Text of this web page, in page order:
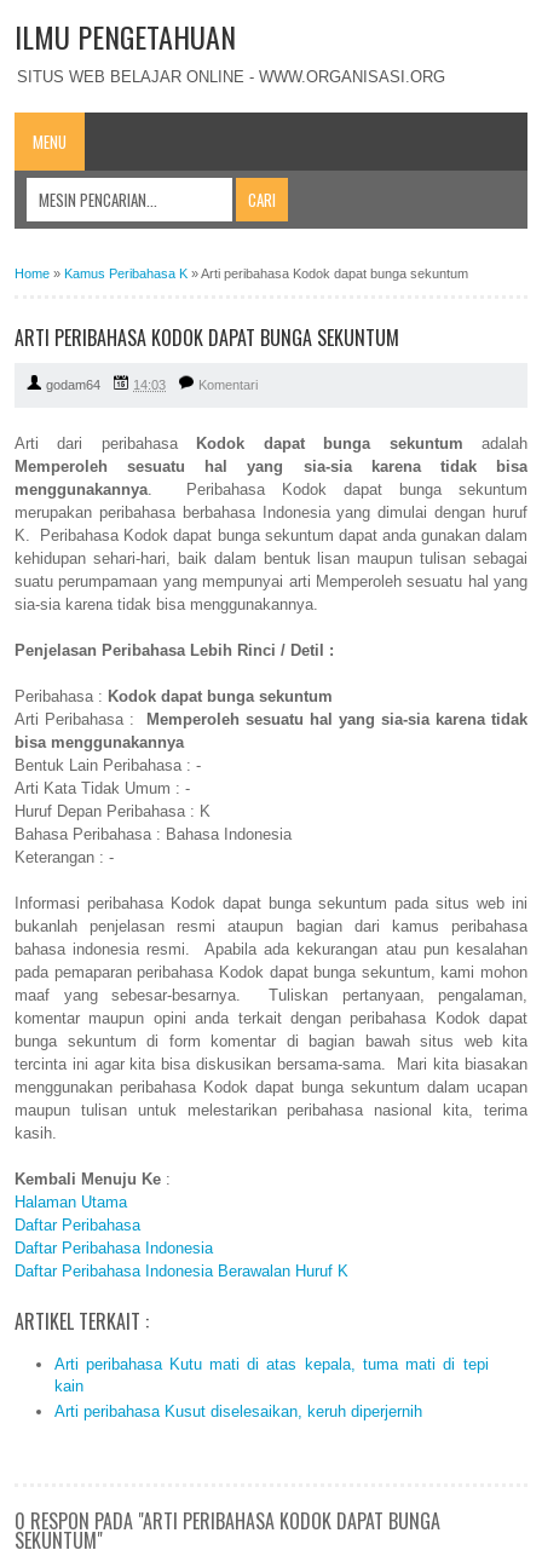
ILMU PENGETAHUAN
SITUS WEB BELAJAR ONLINE - WWW.ORGANISASI.ORG
MENU
Home » Kamus Peribahasa K »Arti peribahasa Kodok dapat bunga sekuntum
ARTI PERIBAHASA KODOK DAPAT BUNGA SEKUNTUM
godam64 14:03 Komentari
Arti dari peribahasa Kodok dapat bunga sekuntum adalah
Memperoleh sesuatu hal yang sia-sia karena tidak bisa
menggunakannya. Peribahasa Kodok dapat bunga sekuntum
merupakan peribahasa berbahasa Indonesia yang dimulai dengan huruf
K. Peribahasa Kodok dapat bunga sekuntum dapat anda gunakan dalam
kehidupan sehari-hari, baik dalam bentuk lisan maupun tulisan sebagai
suatu perumpamaan yang mempunyai arti Memperoleh sesuatu hal yang
sia-sia karena tidak bisa menggunakannya.
Penjelasan Peribahasa Lebih Rinci / Detil :
Peribahasa : Kodok dapat bunga sekuntum
Arti Peribahasa :
Memperoleh sesuatu hal yang sia-sia karena tidak
bisa menggunakannya
Bentuk Lain Peribahasa : -
Arti Kata Tidak Umum : -
Huruf Depan Peribahasa : K
Bahasa Peribahasa : Bahasa Indonesia
Keterangan : -
Informasi peribahasa Kodok dapat bunga sekuntum pada situs web ini
bukanlah penjelasan resmi ataupun bagian dari kamus peribahasa
bahasa indonesia resmi. Apabila ada kekurangan atau pun kesalahan
pada pemaparan peribahasa Kodok dapat bunga sekuntum, kami mohon
maaf yang sebesar-besarnya. Tuliskan pertanyaan, pengalaman,
komentar maupun opini anda terkait dengan peribahasa Kodok dapat
bunga sekuntum di form komentar di bagian bawah situs web kita
tercinta ini agar kita bisa diskusikan bersama-sama. Mari kita biasakan
menggunakan peribahasa Kodok dapat bunga sekuntum dalam ucapan
maupun tulisan untuk melestarikan peribahasa nasional kita, terima
kasih.
Kembali Menuju Ke :
Halaman Utama
Daftar Peribahasa
Daftar Peribahasa Indonesia
Daftar Peribahasa Indonesia Berawalan Huruf K
ARTIKEL TERKAIT :
Arti peribahasa Kutu mati di atas kepala, tuma mati di tepi
kain
Arti peribahasa Kusut diselesaikan, keruh diperjernih
0 RESPON PADA "ARTI PERIBAHASA KODOK DAPAT BUNGA
SEKUNTUM"